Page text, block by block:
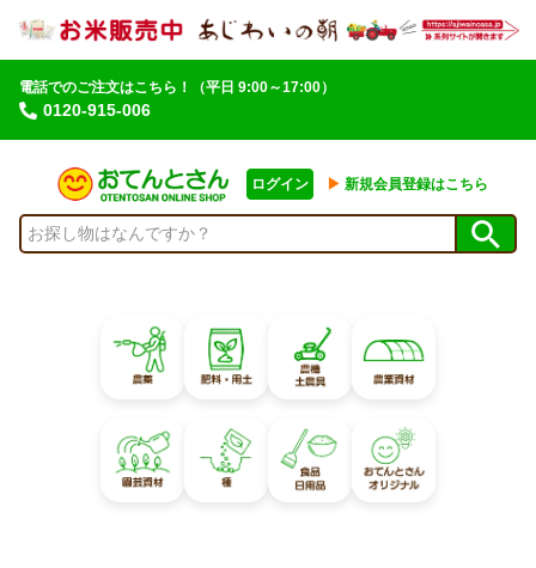
電話でのご注文はこちら！
0120-915-006
（平日 9:00～17:00）
ログイン ▶︎ 新規会員登録はこちら